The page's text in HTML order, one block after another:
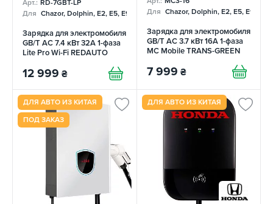
Арт.: RD-7GBT-LP
Для Chazor, Dolphin, E2, E5, E9, Mercedes, Tang
Зарядка для электромобиля
GB/T AC 7.4 кВт 32А 1-фаза
Lite Pro Wi-Fi REDAUTO
12 999 ₴
Для Chazor, Dolphin, E2, E5, E9,
Зарядка для электромобиля
GB/T AC 3.7 кВт 16А 1-фаза
MC Mobile TRANS-GREEN
7 999 ₴
ДЛЯ АВТО ИЗ КИТАЯ
ПОД ЗАКАЗ
ДЛЯ АВТО ИЗ КИТАЯ